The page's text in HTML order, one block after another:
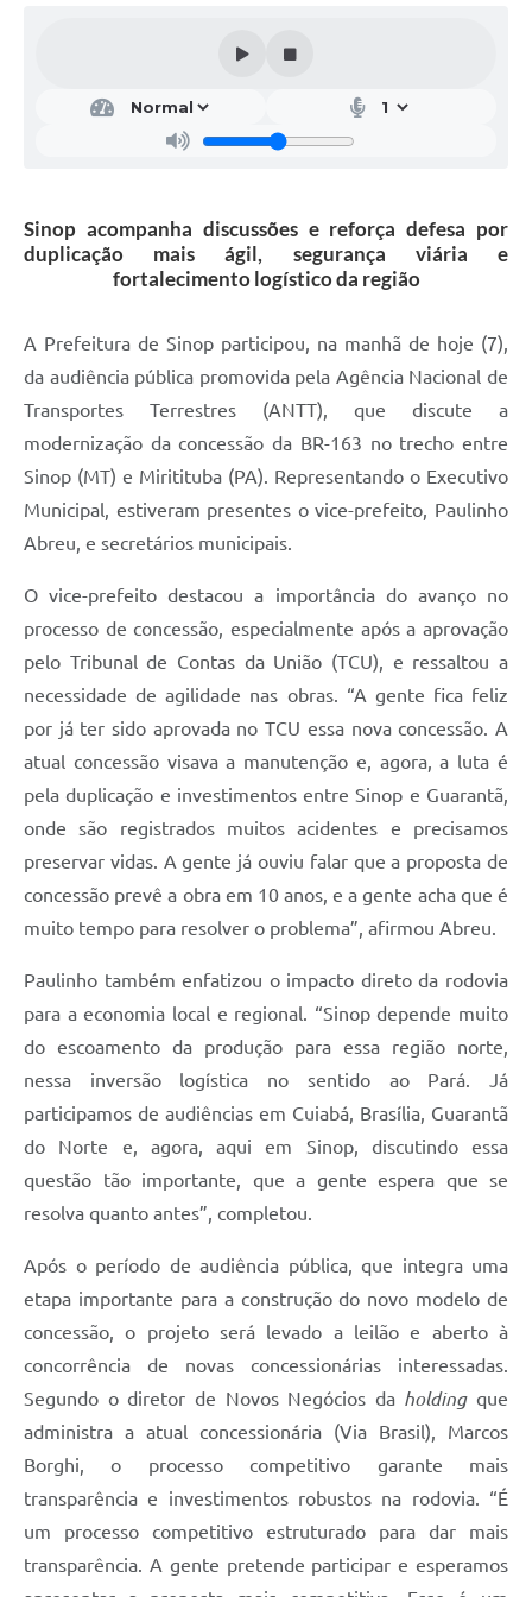
Sinop acompanha discussões e reforça defesa por
duplicação mais ágil, segurança viária e
fortalecimento logístico da região
A Prefeitura de Sinop participou, na manhã de hoje (7),
da audiência pública promovida pela Agência Nacional de
Transportes Terrestres (ANTT), que discute a
modernização da concessão da BR-163 no trecho entre
Sinop (MT) e Miritituba (PA). Representando o Executivo
Municipal, estiveram presentes o vice-prefeito, Paulinho
Abreu, e secretários municipais.
O vice-prefeito destacou a importância do avanço no
processo de concessão, especialmente após a aprovação
pelo Tribunal de Contas da União (TCU), e ressaltou a
necessidade de agilidade nas obras. “A gente fica feliz
por já ter sido aprovada no TCU essa nova concessão. A
atual concessão visava a manutenção e, agora, a luta é
pela duplicação e investimentos entre Sinop e Guarantã,
onde são registrados muitos acidentes e precisamos
preservar vidas. A gente já ouviu falar que a proposta de
concessão prevê a obra em 10 anos, e a gente acha que é
muito tempo para resolver o problema”, afirmou Abreu.
Paulinho também enfatizou o impacto direto da rodovia
para a economia local e regional. “Sinop depende muito
do escoamento da produção para essa região norte,
nessa inversão logística no sentido ao Pará. Já
participamos de audiências em Cuiabá, Brasília, Guarantã
do Norte e, agora, aqui em Sinop, discutindo essa
questão tão importante, que a gente espera que se
resolva quanto antes”, completou.
Após o período de audiência pública, que integra uma
etapa importante para a construção do novo modelo de
concessão, o projeto será levado a leilão e aberto à
concorrência de novas concessionárias interessadas.
Segundo o diretor de Novos Negócios da holdingque
administra a atual concessionária (Via Brasil), Marcos
Borghi, o processo competitivo garante mais
transparência e investimentos robustos na rodovia. “É
um processo competitivo estruturado para dar mais
transparência. A gente pretende participar e esperamos